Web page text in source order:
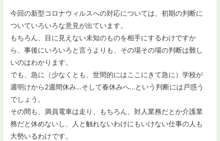
今回の新型コロナウィルスへの対応については、初期の判断に
ついていろいろな意見が出ています。
もちろん、目に見えない未知のものを相手にするわけですか
ら、事後にいろいろと言うよりも、その場その場の判断は難し
いのはわかります。
でも、急に（少なくとも、世間的にはここにきて急に）学校が
週明けから2週間休み…そして春休みへ…という判断には戸惑う
でしょう。
その間も、満員電車は走り、もちろん、対人業務だとか介護業
務だと休めないし、人と触れないわけにもいけない仕事の人も
大勢いるわけです。